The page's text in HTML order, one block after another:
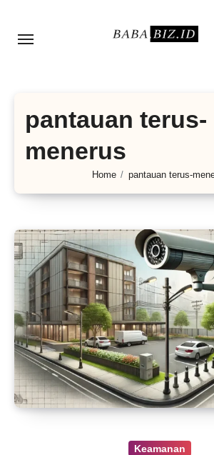
pantauan terus-
menerus
Home pantauan terus-
Keamanan